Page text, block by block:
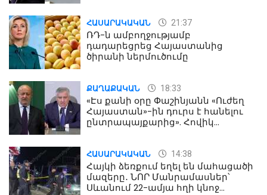
ՀԱՍԱՐԱԿԱԿԱՆ 21:37
ՌԴ-ն ամբողջությամբ
դադարեցրեց Հայաստանից
ծիրանի ներմուծումը
ՔԱՂԱՔԱԿԱՆ 18:33
«Էս քանի օրը Փաշինյանն «Ուժեղ
Հայաստան»-ին դուրս է հանելու
ընտրապայքարից». Հովիկ
ՀԱՍԱՐԱԿԱԿԱՆ 14:38
Հայկի ձեռքում եղել են մահացածի
մազերը․ ՆՈՐ Մանրամասներ՝
Սևանում 22-ամյա հղի կնոջ